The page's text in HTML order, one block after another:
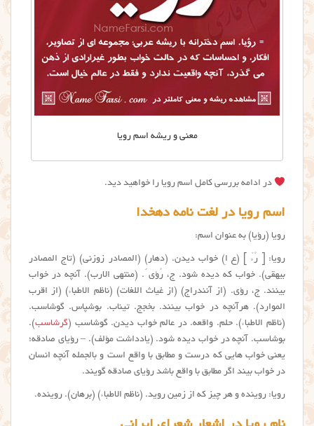
معنی و ریشه اسم رویا
در ادامه بررسی کامل اسم رویا را خواهید دید.
اسم رویا در لغت نامه دهخدا
رویا (رؤیا) به عنوان اسم:
رويا: [ رُءْ ] (ع اِ) خواب دیدن. (دهار) (المصادر زوزنی) (تاج المصادر
بیهقی). خواب که دیده شود. ج، رُؤی ََ. (منتهی الارب). آنچه در خواب
بینند. ج، رؤی. (از آنندراج) (از غیاث اللغات) (ناظم الاطباء) (از اقرب
الموارد). هرآنچه در خواب بینند. بخجج. تیناب. بوشپاس. گوشاسب.
(ناظم الاطباء). حلم. واقعه. در عالم خواب دیدن. گوشاسب (گرشاسب).
بوشاسب. آنچه در خواب دیده شود. (یادداشت مؤلف). – رؤیای صادقه؛
یعنی خواب هایی که درست و مطابق با واقع است و بالجمله آنچه انسان
در خواب بیند اگر مطابق با واقع باشد رؤیای صادقه گویند.
رویا: روینده و هر چیز که از زمین روید. (ناظم الاطباء) (برهان). روینده.